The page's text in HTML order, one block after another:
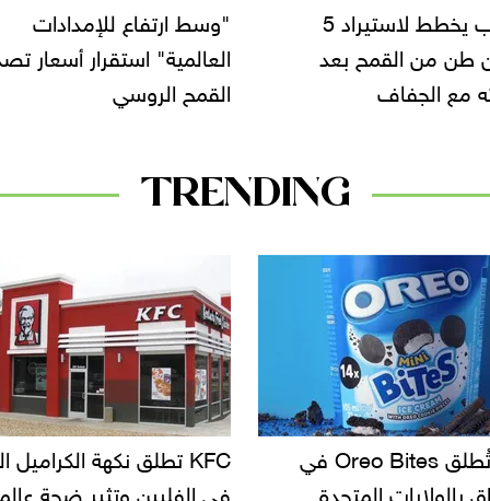
للإمدادات
استقرار أسعار تصدير
الروسي
مصر تستهدف زيادة
المخصصة لزراعة القمح
25%
TRENDING
KFC تطلق نكهة الكراميل المملح
وتثير ضجة عالمية
دعوات للتحقيق في أسباب
سحب بعض ألبان